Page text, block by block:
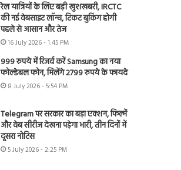
रेल यात्रियों के लिए बड़ी खुशखबरी, IRCTC
की नई वेबसाइट लॉन्च, टिकट बुकिंग होगी
पहले से आसान और तेज
16 July 2026 - 1:45 PM
999 रुपये में रिजर्व करें Samsung का नया
फोल्डेबल फोन, मिलेंगे 2799 रुपये के फायदे
8 July 2026 - 5:54 PM
Telegram पर सरकार का बड़ा एक्शन, फिल्में
और वेब सीरीज देखना पड़ेगा भारी, तीन दिनों में
दूसरा नोटिस
5 July 2026 - 2:25 PM